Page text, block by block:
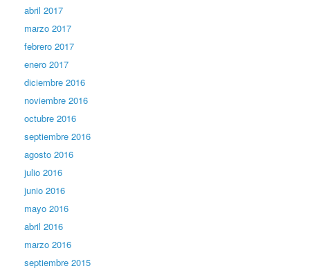
abril 2017
marzo 2017
febrero 2017
enero 2017
diciembre 2016
noviembre 2016
octubre 2016
septiembre 2016
agosto 2016
julio 2016
junio 2016
mayo 2016
abril 2016
marzo 2016
septiembre 2015